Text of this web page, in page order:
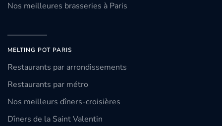
Nos meilleures brasseries à Paris
MELTING POT PARIS
Restaurants par arrondissements
Restaurants par métro
Nos meilleurs dîners-croisières
Dîners de la Saint Valentin